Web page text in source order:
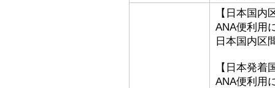
【日本国内
ANA便利用
日本国内区
【日本発着
ANA便利用